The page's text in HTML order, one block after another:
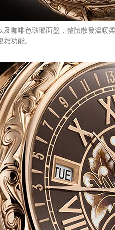
及咖啡色琺瑯面盤，整體散發溫暖
功能。